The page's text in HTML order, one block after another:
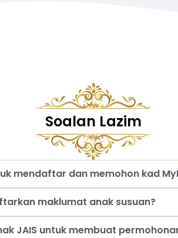
Soalan Lazim
mendaftar dan memohon kad
maklumat anak susuan?
JAIS untuk membuat